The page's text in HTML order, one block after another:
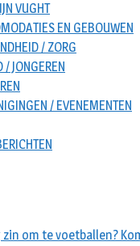
VUGHT
EN GEBOUWEN
/ ZORG
/ JONGEREN
/ EVENEMENTEN
om te voetballen?